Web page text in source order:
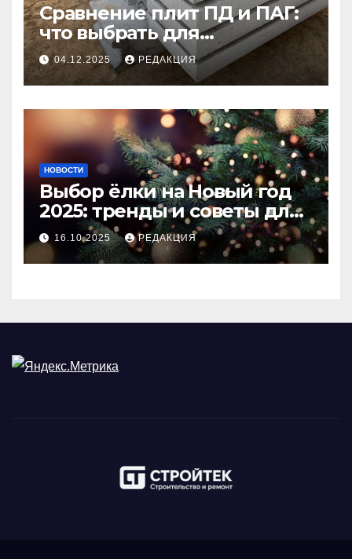
Сравнение плит ПД и ПАГ:
что выбрать для
долговечного и прочного
покрытия
04.12.2025 РЕДАКЦИЯ
НОВОСТИ
Выбор ёлки на Новый год
2025: тренды и советы для
идеального праздника
16.10.2025 РЕДАКЦИЯ